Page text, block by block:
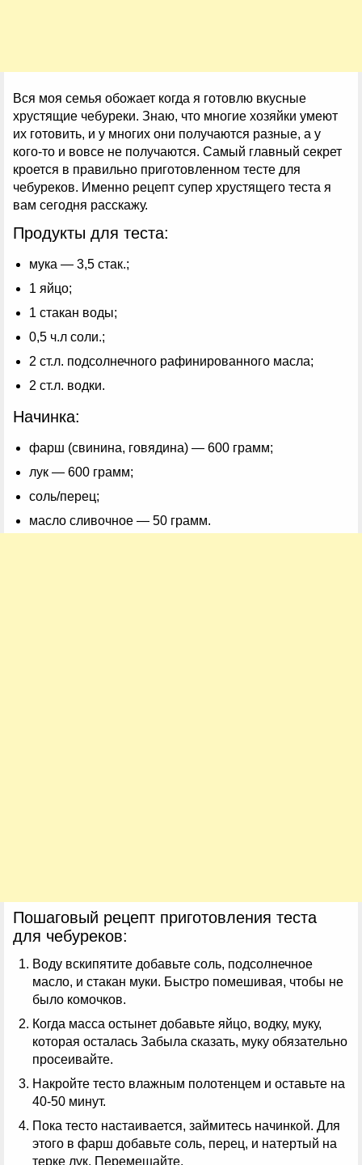
Вся моя семья обожает когда я готовлю вкусные
хрустящие чебуреки. Знаю, что многие хозяйки умеют
их готовить, и у многих они получаются разные, а у
кого-то и вовсе не получаются. Самый главный секрет
кроется в правильно приготовленном тесте для
чебуреков. Именно рецепт супер хрустящего теста я
вам сегодня расскажу.
Продукты для теста:
мука — 3,5 стак.;
1 яйцо;
1 стакан воды;
0,5 ч.л соли.;
2 ст.л. подсолнечного рафинированного масла;
2 ст.л. водки.
Начинка:
фарш (свинина, говядина) — 600 грамм;
лук — 600 грамм;
соль/перец;
масло сливочное — 50 грамм.
Пошаговый рецепт приготовления теста
для чебуреков:
Воду вскипятите добавьте соль, подсолнечное
масло, и стакан муки. Быстро помешивая, чтобы не
было комочков.
Когда масса остынет добавьте яйцо, водку, муку,
которая осталась Забыла сказать, муку обязательно
просеивайте.
Накройте тесто влажным полотенцем и оставьте на
40-50 минут.
Пока тесто настаивается, займитесь начинкой. Для
этого в фарш добавьте соль, перец, и натертый на
терке лук. Перемешайте.